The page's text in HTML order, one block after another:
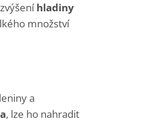
hladiny
množství
a
, lze ho nahradit